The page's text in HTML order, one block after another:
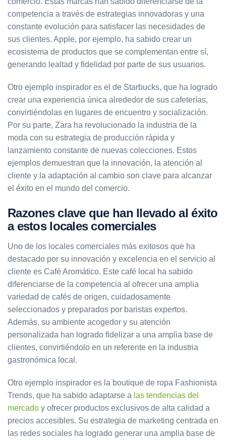
competencia a través de estrategias innovadoras y una
constante evolución para satisfacer las necesidades de
sus clientes. Apple, por ejemplo, ha sabido crear un
ecosistema de productos que se complementan entre sí,
generando lealtad y fidelidad por parte de sus usuarios.
Otro ejemplo inspirador es el de Starbucks, que ha logrado
crear una experiencia única alrededor de sus cafeterías,
convirtiéndolas en lugares de encuentro y socialización.
Por su parte, Zara ha revolucionado la industria de la
moda con su estrategia de producción rápida y
lanzamiento constante de nuevas colecciones. Estos
ejemplos demuestran que la innovación, la atención al
cliente y la adaptación al cambio son clave para alcanzar
el éxito en el mundo del comercio.
Razones clave que han llevado al éxito
a estos locales comerciales
Uno de los locales comerciales más exitosos que ha
destacado por su innovación y excelencia en el servicio al
cliente es Café Aromático. Este café local ha sabido
diferenciarse de la competencia al ofrecer una amplia
variedad de cafés de origen, cuidadosamente
seleccionados y preparados por baristas expertos.
Además, su ambiente acogedor y su atención
personalizada han logrado fidelizar a una amplia base de
clientes, convirtiéndolo en un referente en la industria
gastronómica local.
Otro ejemplo inspirador es la boutique de ropa Fashionista
Trends, que ha sabido adaptarse a las tendencias del
mercado y ofrecer productos exclusivos de alta calidad a
precios accesibles. Su estrategia de marketing centrada en
las redes sociales ha logrado generar una amplia base de